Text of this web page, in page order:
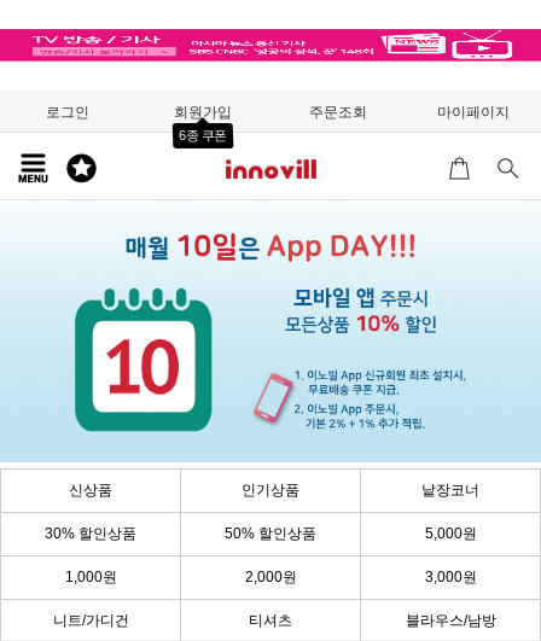
로그인 회원가입
6종 쿠폰
주문조회 마이페이지
신상품 인기상품 낱장코너
30% 할인상품 50% 할인상품 5,000원
1,000원 2,000원 3,000원
니트/가디건 티셔츠 블라우스/남방